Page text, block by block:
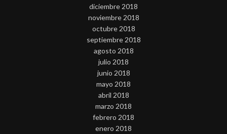
diciembre 2018
noviembre 2018
octubre 2018
septiembre 2018
agosto 2018
julio 2018
junio 2018
mayo 2018
abril 2018
marzo 2018
febrero 2018
enero 2018